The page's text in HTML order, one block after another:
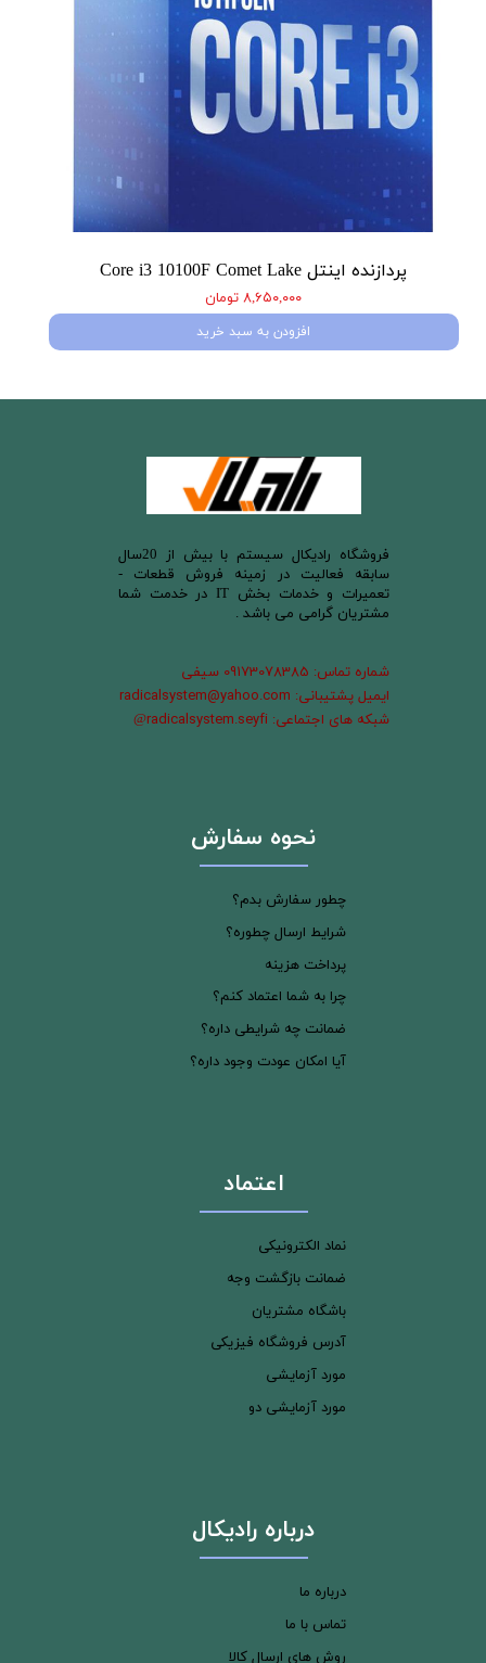
پردازنده اینتل Core i3 10100F Comet Lake
۸,۶۵۰,۰۰۰ تومان
افزودن به سبد خرید
​فروشگاه رادیکال سیستم با بیش از 20سال
سابقه فعالیت در زمینه فروش قطعات -
تعمیرات و خدمات بخش IT در خدمت شما
مشتریان گرامی می باشد .
شماره تماس: 09173078385 سیفی
ایمیل پشتیبانی: radicalsystem@yahoo.com
شبکه های اجتماعی: radicalsystem.seyfi
@
نحوه سفارش
چطور سفارش بدم؟
شرایط ارسال چطوره؟
پرداخت هزینه
چرا به شما اعتماد کنم؟
ضمانت چه شرایطی داره؟
آیا امکان عودت وجود داره؟
اعتماد
نماد الکترونیکی
ضمانت بازگشت وجه
باشگاه مشتریان
آدرس فروشگاه فیزیکی
مورد آزمایشی
مورد آزمایشی دو
درباره رادیکال
درباره ما
تماس با ما
روش های ارسال کالا